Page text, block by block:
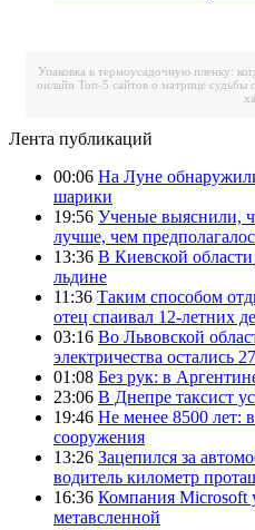
Упаковка в термоусадочную пленку:
онлайн Топ-5 сайтов о матрице судьбы
Лента публикаций
00:06 На Луне
шарики
19:56 Ученые выяснили,
лучше, чем
13:36 В Киевской области
льдине
11:36 Таким способом
отец спаивал 12-летних
03:16 Во Львовской
электричества остались
01:08 Без рук: в
23:06 В Днепре таксист
19:46 Не менее 8500 лет:
сооружения
13:26 Зацепился за
водитель километр
16:36 Компания Microsoft
метавсленной